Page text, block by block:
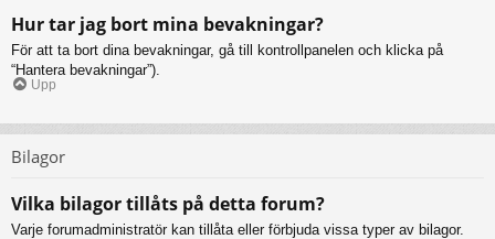
Hur tar jag bort mina bevakningar?
För att ta bort dina bevakningar, gå till kontrollpanelen och klicka på
“Hantera bevakningar”).
Upp
Bilagor
Vilka bilagor tillåts på detta forum?
Varje forumadministratör kan tillåta eller förbjuda vissa typer av bilagor.